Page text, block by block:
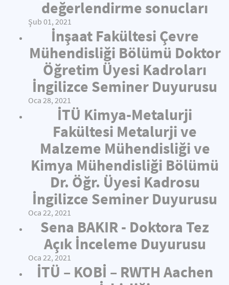
değerlendirme sonucları
Şub 01, 2021
İnşaat Fakültesi Çevre
Mühendisliği Bölümü Doktor
Öğretim Üyesi Kadroları
İngilizce Seminer Duyurusu
Oca 28, 2021
İTÜ Kimya-Metalurji
Fakültesi Metalurji ve
Malzeme Mühendisliği ve
Kimya Mühendisliği Bölümü
Dr. Öğr. Üyesi Kadrosu
İngilizce Seminer Duyurusu
Oca 22, 2021
Sena BAKIR - Doktora Tez
Açık İnceleme Duyurusu
Oca 22, 2021
İTÜ – KOBİ – RWTH Aachen